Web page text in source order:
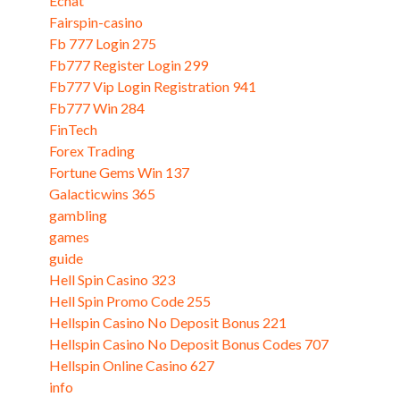
Fairspin-casino
Fb 777 Login 275
Fb777 Register Login 299
Fb777 Vip Login Registration 941
Fb777 Win 284
FinTech
Forex Trading
Fortune Gems Win 137
Galacticwins 365
gambling
games
guide
Hell Spin Casino 323
Hell Spin Promo Code 255
Hellspin Casino No Deposit Bonus 221
Hellspin Casino No Deposit Bonus Codes 707
Hellspin Online Casino 627
info